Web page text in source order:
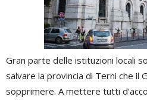
Gran parte delle istituzioni locali
salvare la provincia di Terni che il
sopprimere. A mettere tutti